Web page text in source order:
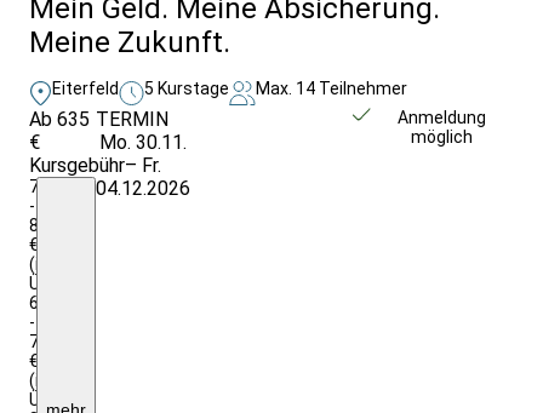
Mein Geld. Meine Absicherung.
Meine Zukunft.
Eiterfeld 5 Kurstage Max. 14 Teilnehmer
Ab 635
€
Kursgebühr
715
-
815
€
(inkl.
Ü/VP/Einzelzimmer)
635
-
735
€
(inkl.
Ü/VP/Doppelzimmer)
mehr
TERMIN
Mo. 30.11.
– Fr.
04.12.2026
Anmeldung
möglich